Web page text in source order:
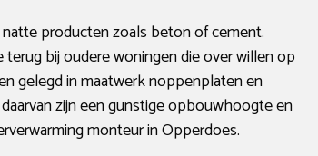
producten zoals beton of cement.
bij oudere woningen die over willen op
gelegd in maatwerk noppenplaten en
zijn een gunstige opbouwhoogte en
monteur in Opperdoes.